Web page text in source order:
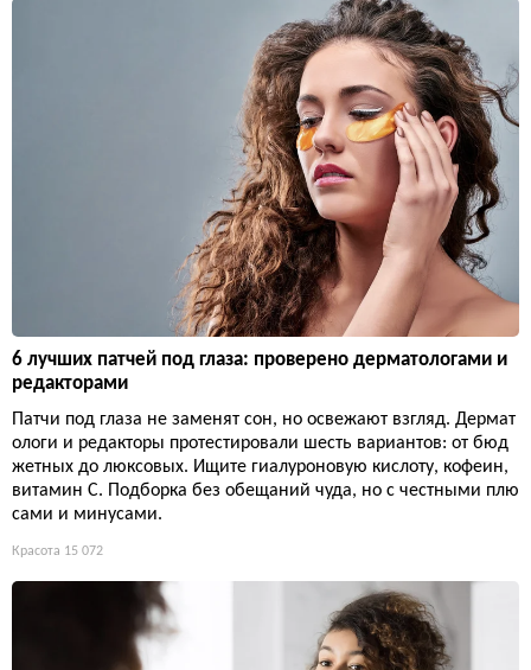
6 лучших патчей под глаза: проверено дерматологами и
редакторами
Патчи под глаза не заменят сон, но освежают взгляд. Дермат
ологи и редакторы протестировали шесть вариантов: от бюд
жетных до люксовых. Ищите гиалуроновую кислоту, кофеин,
витамин С. Подборка без обещаний чуда, но с честными плю
сами и минусами.
Красота 15 072